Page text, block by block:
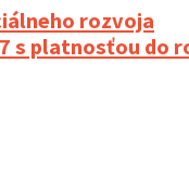
rozvoja
s platnosťou do